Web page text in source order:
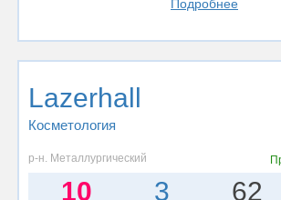
Подробнее
Lazerhall
Косметология
р-н. Металлургический
10 3 62